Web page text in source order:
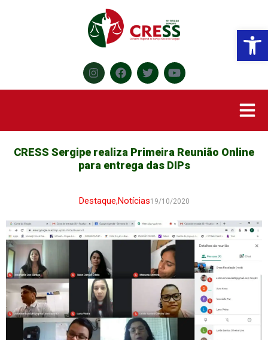
CRESS Sergipe realiza Primeira Reunião Online
para entrega das DIPs
Destaque,Notícias19/10/2020